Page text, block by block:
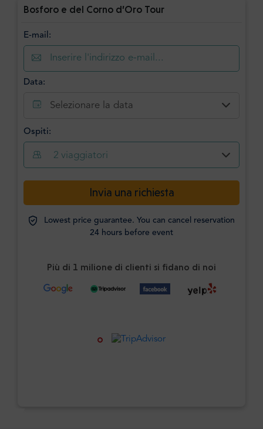
Bosforo e del Corno d’Oro Tour
E-mail:
Data:
Selezionare la data
Ospiti:
2 viaggiatori
Invia una richiesta
Lowest price guarantee. You can cancel reservation
24 hours before event
Più di 1 milione di clienti si fidano di noi